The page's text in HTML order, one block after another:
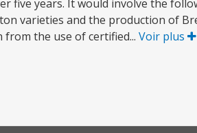
five years. It would involve the
varieties and the production of
the use of certified... Voir plus